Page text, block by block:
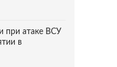
при атаке ВСУ
в